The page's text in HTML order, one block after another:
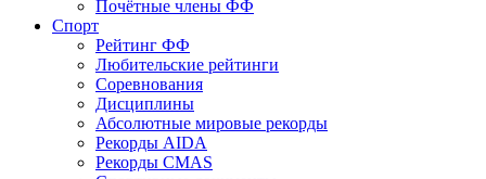
Почётные члены ФФ
Спорт
Рейтинг ФФ
Любительские рейтинги
Соревнования
Дисциплины
Абсолютные мировые рекорды
Рекорды AIDA
Рекорды CMAS